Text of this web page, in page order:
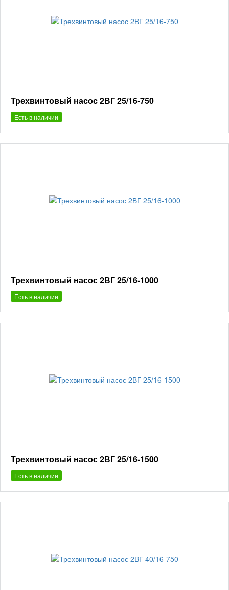
Трехвинтовый насос 2ВГ 25/16-750
Есть в наличии
Трехвинтовый насос 2ВГ 25/16-1000
Есть в наличии
Трехвинтовый насос 2ВГ 25/16-1500
Есть в наличии